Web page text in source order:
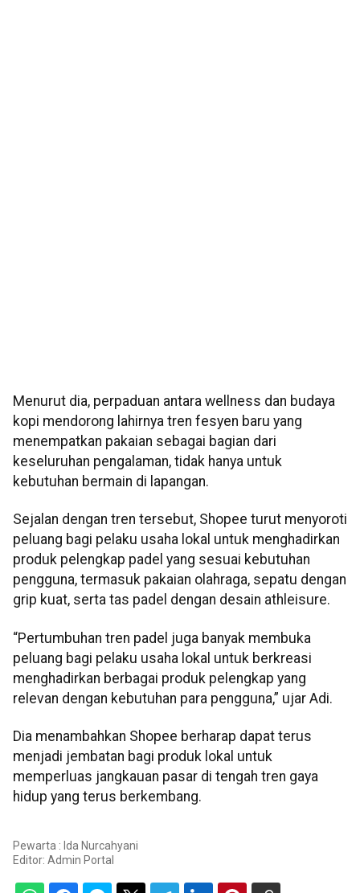
Menurut dia, perpaduan antara wellness dan budaya
kopi mendorong lahirnya tren fesyen baru yang
menempatkan pakaian sebagai bagian dari
keseluruhan pengalaman, tidak hanya untuk
kebutuhan bermain di lapangan.
Sejalan dengan tren tersebut, Shopee turut menyoroti
peluang bagi pelaku usaha lokal untuk menghadirkan
produk pelengkap padel yang sesuai kebutuhan
pengguna, termasuk pakaian olahraga, sepatu dengan
grip kuat, serta tas padel dengan desain athleisure.
“Pertumbuhan tren padel juga banyak membuka
peluang bagi pelaku usaha lokal untuk berkreasi
menghadirkan berbagai produk pelengkap yang
relevan dengan kebutuhan para pengguna,” ujar Adi.
Dia menambahkan Shopee berharap dapat terus
menjadi jembatan bagi produk lokal untuk
memperluas jangkauan pasar di tengah tren gaya
hidup yang terus berkembang.
Pewarta : Ida Nurcahyani
Editor: Admin Portal